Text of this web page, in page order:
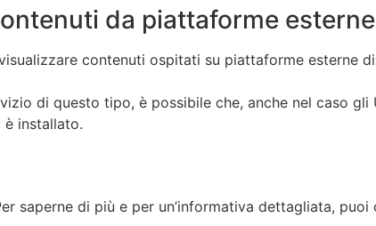
da piattaforme esterne
contenuti ospitati su piattaforme esterne
di questo tipo, è possibile che, anche nel caso
installato.
saperne di più e per un’informativa dettagliata, puoi